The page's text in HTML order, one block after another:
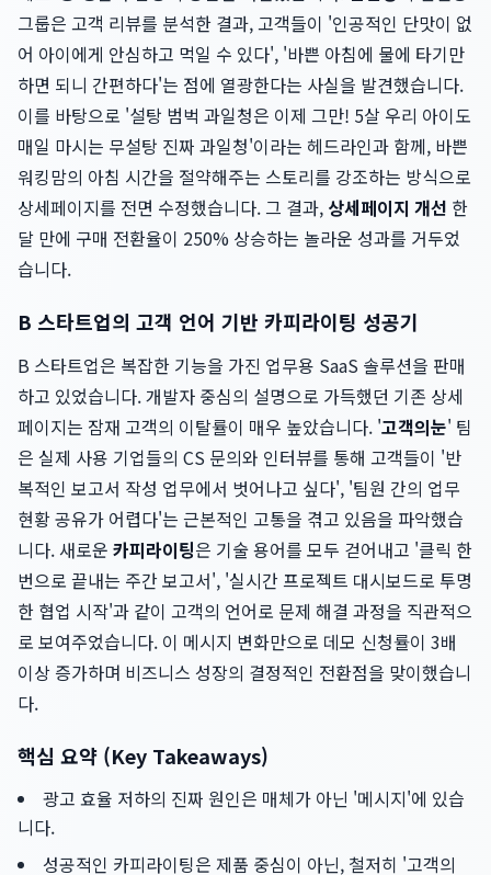
그룹은 고객 리뷰를 분석한 결과, 고객들이 '인공적인 단맛이 없
어 아이에게 안심하고 먹일 수 있다', '바쁜 아침에 물에 타기만
하면 되니 간편하다'는 점에 열광한다는 사실을 발견했습니다.
이를 바탕으로 '설탕 범벅 과일청은 이제 그만! 5살 우리 아이도
매일 마시는 무설탕 진짜 과일청'이라는 헤드라인과 함께, 바쁜
워킹맘의 아침 시간을 절약해주는 스토리를 강조하는 방식으로
상세페이지를 전면 수정했습니다. 그 결과, 상세페이지 개선 한
달 만에 구매 전환율이 250% 상승하는 놀라운 성과를 거두었
습니다.
B 스타트업의 고객 언어 기반 카피라이팅 성공기
B 스타트업은 복잡한 기능을 가진 업무용 SaaS 솔루션을 판매
하고 있었습니다. 개발자 중심의 설명으로 가득했던 기존 상세
페이지는 잠재 고객의 이탈률이 매우 높았습니다. '고객의눈' 팀
은 실제 사용 기업들의 CS 문의와 인터뷰를 통해 고객들이 '반
복적인 보고서 작성 업무에서 벗어나고 싶다', '팀원 간의 업무
현황 공유가 어렵다'는 근본적인 고통을 겪고 있음을 파악했습
니다. 새로운 카피라이팅은 기술 용어를 모두 걷어내고 '클릭 한
번으로 끝내는 주간 보고서', '실시간 프로젝트 대시보드로 투명
한 협업 시작'과 같이 고객의 언어로 문제 해결 과정을 직관적으
로 보여주었습니다. 이 메시지 변화만으로 데모 신청률이 3배
이상 증가하며 비즈니스 성장의 결정적인 전환점을 맞이했습니
다.
핵심 요약 (Key Takeaways)
광고 효율 저하의 진짜 원인은 매체가 아닌 '메시지'에 있습
니다.
성공적인 카피라이팅은 제품 중심이 아닌, 철저히 '고객의